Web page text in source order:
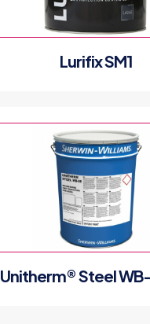
Lurifix SM1
Unitherm® Steel